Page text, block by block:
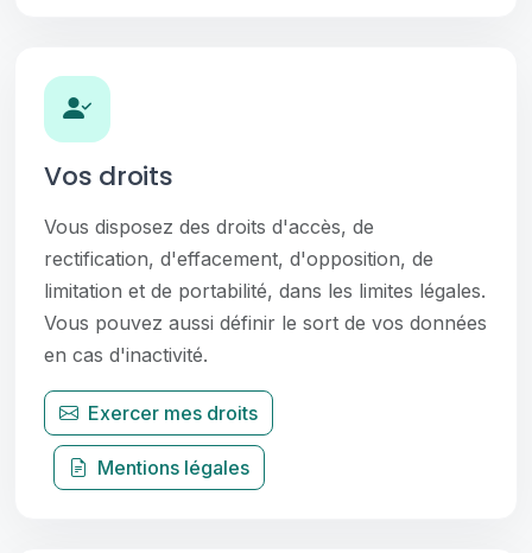
Vos droits
Vous disposez des droits d'accès, de
rectification, d'effacement, d'opposition, de
limitation et de portabilité, dans les limites légales.
Vous pouvez aussi définir le sort de vos données
en cas d'inactivité.
Exercer mes droits
Mentions légales